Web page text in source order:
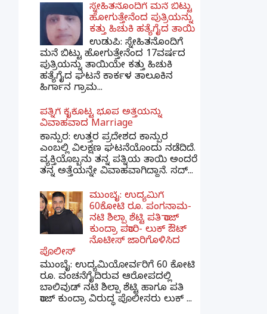
ಸ್ನೇಹಿತನೊಂದಿಗೆ ಮನೆ ಬಿಟ್ಟು
ಹೋಗುತ್ತೇನೆಂದ ಪುತ್ರಿಯನ್ನು
ಕತ್ತು ಹಿಚುಕಿ ಹತ್ಯೆಗೈದ ತಾಯಿ
ಉಡುಪಿ: ಸ್ನೇಹಿತನೊಂದಿಗೆ
ಮನೆ ಬಿಟ್ಟು ಹೋಗುತ್ತೇನೆಂದ 17ವರ್ಷದ
ಪುತ್ರಿಯನ್ನು ತಾಯಿಯೇ ಕತ್ತು ಹಿಚುಕಿ
ಹತ್ಯೆಗೈದ ಘಟನೆ ಕಾರ್ಕಳ ತಾಲೂಕಿನ
ಹಿರ್ಗಾನ ಗ್ರಾಮ...
ಪತ್ನಿಗೆ ಕೈಕೊಟ್ಟ ಭೂಪ ಅತ್ತೆಯನ್ನು
ವಿವಾಹವಾದ Marriage
ಕಾನ್ಪುರ: ಉತ್ತರ ಪ್ರದೇಶದ ಕಾನ್ಪುರ
ಎಂಬಲ್ಲಿ ವಿಲಕ್ಷಣ ಘಟನೆಯೊಂದು ನಡೆದಿದೆ.
ವ್ಯಕ್ತಿಯೊಬ್ಬನು ತನ್ನ ಪತ್ನಿಯ ತಾಯಿ ಅಂದರೆ
ತನ್ನ ಅತ್ತೆಯನ್ನೇ ವಿವಾಹವಾಗಿದ್ದಾನೆ. ಸದ್...
ಮುಂಬೈ: ಉದ್ಯಮಿಗೆ
60ಕೋಟಿ ರೂ. ಪಂಗನಾಮ-
ನಟಿ ಶಿಲ್ಪಾ ಶೆಟ್ಟಿ ಪತಿ ರಾಜ್
ಕುಂದ್ರಾ ಪರಾರಿ- ಲುಕ್ ಔಟ್
ನೊಟೀಸ್ ಜಾರಿಗೊಳಿಸಿದ
ಪೊಲೀಸ್
ಮುಂಬೈ: ಉದ್ಯಮಿಯೋರ್ವರಿಗೆ 60 ಕೋಟಿ
ರೂ. ವಂಚನೆಗೈದಿರುವ ಆರೋಪದಲ್ಲಿ
ಬಾಲಿವುಡ್ ನಟಿ ಶಿಲ್ಪಾ ಶೆಟ್ಟಿ ಹಾಗೂ ಪತಿ
ರಾಜ್ ಕುಂದ್ರಾ ವಿರುದ್ಧ ಪೊಲೀಸರು ಲುಕ್ ...